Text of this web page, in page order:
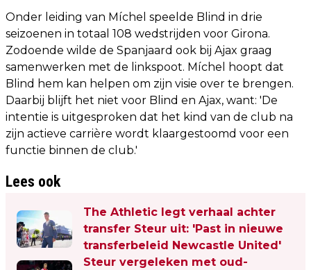
Onder leiding van Míchel speelde Blind in drie
seizoenen in totaal 108 wedstrijden voor Girona.
Zodoende wilde de Spanjaard ook bij Ajax graag
samenwerken met de linkspoot. Míchel hoopt dat
Blind hem kan helpen om zijn visie over te brengen.
Daarbij blijft het niet voor Blind en Ajax, want: 'De
intentie is uitgesproken dat het kind van de club na
zijn actieve carrière wordt klaargestoomd voor een
functie binnen de club.'
Lees ook
The Athletic legt verhaal achter
transfer Steur uit: 'Past in nieuwe
transferbeleid Newcastle United'
Steur vergeleken met oud-